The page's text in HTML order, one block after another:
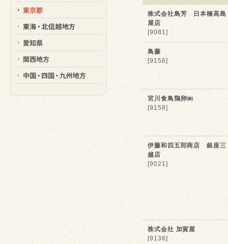
株式会社鳥芳 日本橋高島
屋店
[9081]
鳥藤
[9156]
宮川食鳥鶏卵㈱
[9158]
伊藤和四五郎商店 銀座三
越店
[9021]
株式会社 加賀屋
[9136]